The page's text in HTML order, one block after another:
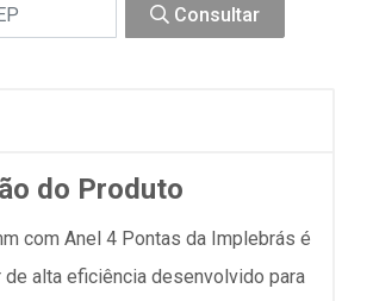
Consultar
do Produto
com Anel 4 Pontas da Implebrás é
de alta eficiência desenvolvido para